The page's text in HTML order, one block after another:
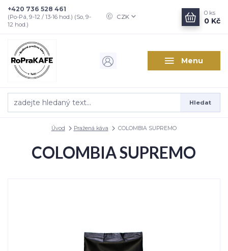
Menu
CZK
Hledat
+420 736 528 461
(Po-Pá, 9-12 / 13-16 hod.) (So, 9-
12 hod.)
0 ks
0 Kč
Úvod Pražená káva COLOMBIA SUPREMO
COLOMBIA SUPREMO